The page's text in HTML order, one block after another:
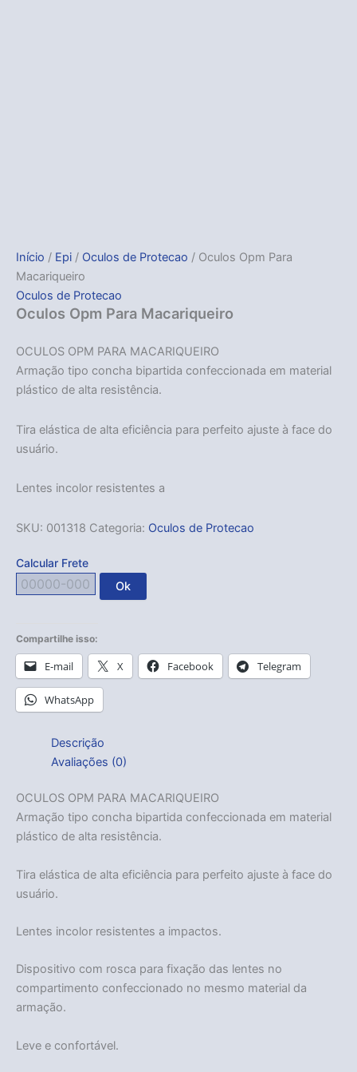
Início / Epi / Oculos de Protecao / Oculos Opm Para
Macariqueiro
Oculos de Protecao
Oculos Opm Para Macariqueiro
OCULOS OPM PARA MACARIQUEIRO
Armação tipo concha bipartida confeccionada em material
plástico de alta resistência.
Tira elástica de alta eficiência para perfeito ajuste à face do
usuário.
Lentes incolor resistentes a
SKU: 001318 Categoria: Oculos de Protecao
Calcular Frete
Ok
Compartilhe isso:
E-mail X Facebook Telegram
WhatsApp
Descrição
Avaliações (0)
OCULOS OPM PARA MACARIQUEIRO
Armação tipo concha bipartida confeccionada em material
plástico de alta resistência.
Tira elástica de alta eficiência para perfeito ajuste à face do
usuário.
Lentes incolor resistentes a impactos.
Dispositivo com rosca para fixação das lentes no
compartimento confeccionado no mesmo material da
armação.
Leve e confortável.